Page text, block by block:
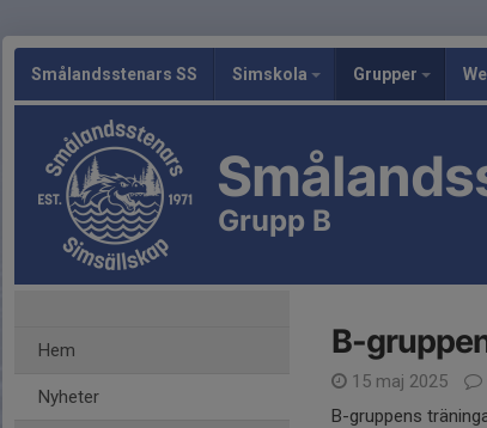
Smålandsstenars SS Simskola Grupper
Grupp B
Hem
Nyheter
B-
15 maj 2025
B-gruppens